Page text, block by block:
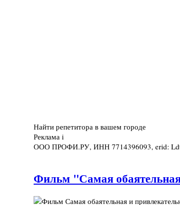
Найти репетитора в вашем городе
Реклама i
ООО ПРОФИ.РУ, ИНН 7714396093, erid:
Фильм "Самая